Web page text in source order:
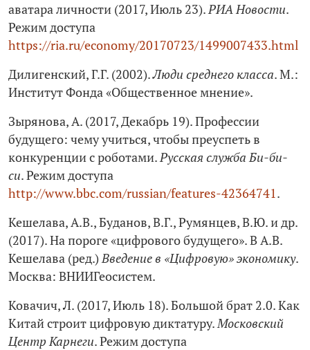
аватара личности (2017, Июль 23).РИА Новости.
Режим доступа
https://ria.ru/economy/20170723/1499007433.html
Дилигенский, Г.Г. (2002).Люди среднего класса. М.:
Институт Фонда «Общественное мнение».
Зырянова, А. (2017, Декабрь 19). Профессии
будущего: чему учиться, чтобы преуспеть в
конкуренции с роботами.Русская служба Би-би-
си. Режим доступа
http://www.bbc.com/russian/features‑42364741.
Кешелава, А.В., Буданов, В.Г., Румянцев, В.Ю. и др.
(2017). На пороге «цифрового будущего». В А.В.
Кешелава (ред.)Введение в «Цифровую» экономику.
Москва: ВНИИГеосистем.
Ковачич, Л. (2017, Июль 18). Большой брат 2.0. Как
Китай строит цифровую диктатуру.Московский
Центр Карнеги. Режим доступа